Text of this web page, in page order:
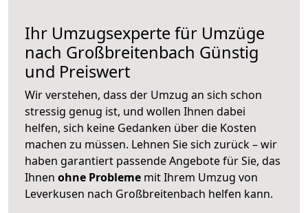
Ihr Umzugsexperte für Umzüge
nach Großbreitenbach Günstig
und Preiswert
Wir verstehen, dass der Umzug an sich schon
stressig genug ist, und wollen Ihnen dabei
helfen, sich keine Gedanken über die Kosten
machen zu müssen. Lehnen Sie sich zurück – wir
haben garantiert passende Angebote für Sie, das
Ihnen ohne Probleme mit Ihrem Umzug von
Leverkusen nach Großbreitenbach helfen kann.